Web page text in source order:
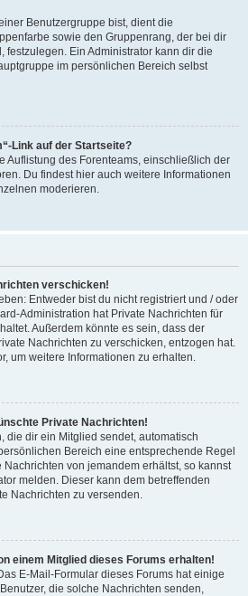
Benutzergruppe bist, dient die
sowie den Gruppenrang, der bei dir
festzulegen. Ein Administrator kann dir die
im persönlichen Bereich selbst
Link auf der Startseite?
Auflistung des Forenteams, einschließlich der
Du findest hier auch weitere Informationen
moderieren.
verschicken!
Entweder bist du nicht registriert und / oder
Administration hat Private Nachrichten für
Außerdem könnte es sein, dass der
Nachrichten zu verschicken, entzogen hat.
um weitere Informationen zu erhalten.
Private Nachrichten!
die dir ein Mitglied sendet, automatisch
Bereich eine entsprechende Regel
von jemandem erhältst, so kannst
melden. Dieser kann dem betreffenden
Nachrichten zu versenden.
einem Mitglied dieses Forums erhalten!
E-Mail-Formular dieses Forums hat einige
die solche Nachrichten senden,